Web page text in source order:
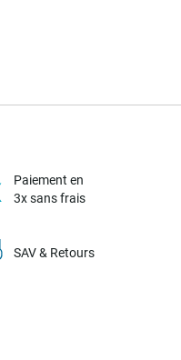
Paiement en
3x sans frais
SAV & Retours